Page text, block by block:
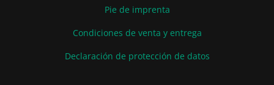
Pie de imprenta
Condiciones de venta y entrega
Declaración de protección de datos